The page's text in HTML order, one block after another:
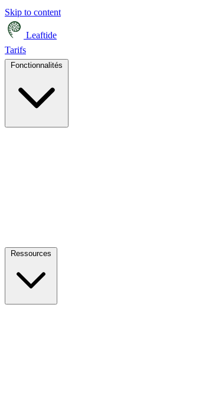
Skip to content
Leaftide
Tarifs